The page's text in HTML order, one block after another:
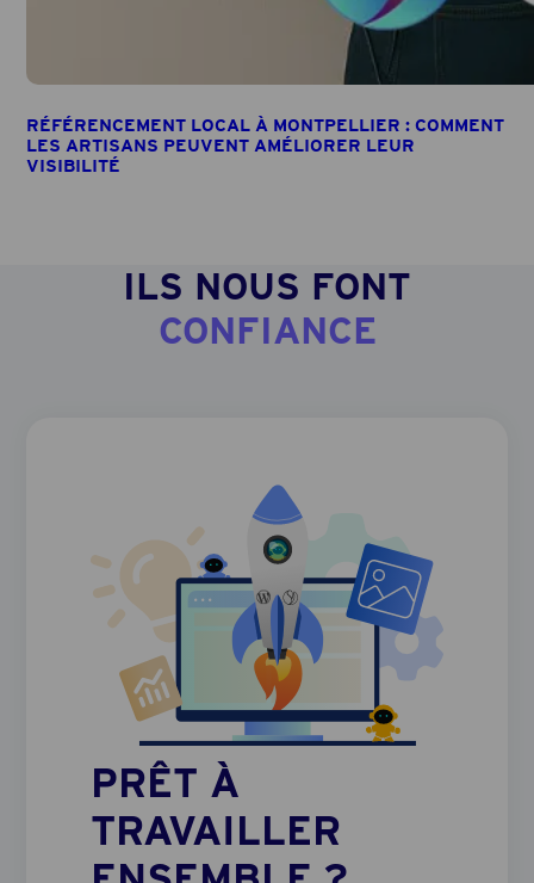
RÉFÉRENCEMENT LOCAL À MONTPELLIER : COMMENT
LES ARTISANS PEUVENT AMÉLIORER LEUR
VISIBILITÉ
ILS NOUS FONT
CONFIANCE
PRÊT À
TRAVAILLER